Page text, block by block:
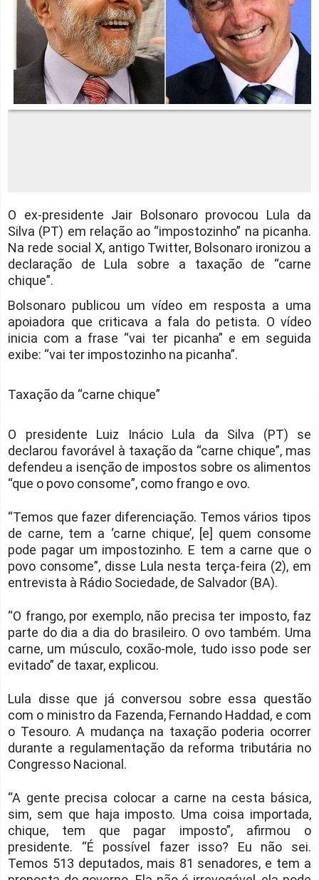
O ex-presidente Jair Bolsonaro provocou Lula da
Silva (PT) em relação ao “impostozinho” na picanha.
Na rede social X, antigo Twitter, Bolsonaro ironizou a
declaração de Lula sobre a taxação de “carne
chique”.
Bolsonaro publicou um vídeo em resposta a uma
apoiadora que criticava a fala do petista. O vídeo
inicia com a frase “vai ter picanha” e em seguida
exibe: “vai ter impostozinho na picanha”.
Taxação da “carne chique”
O presidente Luiz Inácio Lula da Silva (PT) se
declarou favorável à taxação da “carne chique”, mas
defendeu a isenção de impostos sobre os alimentos
“que o povo consome”, como frango e ovo.
“Temos que fazer diferenciação. Temos vários tipos
de carne, tem a ‘carne chique’, [e] quem consome
pode pagar um impostozinho. E tem a carne que o
povo consome”, disse Lula nesta terça-feira (2), em
entrevista à Rádio Sociedade, de Salvador (BA).
“O frango, por exemplo, não precisa ter imposto, faz
parte do dia a dia do brasileiro. O ovo também. Uma
carne, um músculo, coxão-mole, tudo isso pode ser
evitado” de taxar, explicou.
Lula disse que já conversou sobre essa questão
com o ministro da Fazenda, Fernando Haddad, e com
o Tesouro. A mudança na taxação poderia ocorrer
durante a regulamentação da reforma tributária no
Congresso Nacional.
“A gente precisa colocar a carne na cesta básica,
sim, sem que haja imposto. Uma coisa importada,
chique, tem que pagar imposto”, afirmou o
presidente. “É possível fazer isso? Eu não sei.
Temos 513 deputados, mais 81 senadores, e tem a